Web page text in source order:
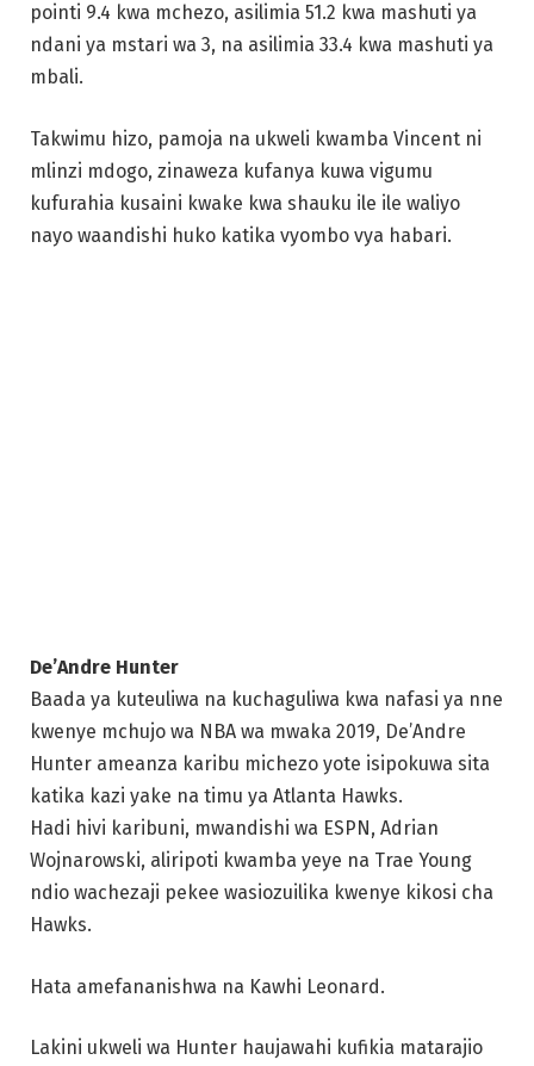
pointi 9.4 kwa mchezo, asilimia 51.2 kwa mashuti ya
ndani ya mstari wa 3, na asilimia 33.4 kwa mashuti ya
mbali.
Takwimu hizo, pamoja na ukweli kwamba Vincent ni
mlinzi mdogo, zinaweza kufanya kuwa vigumu
kufurahia kusaini kwake kwa shauku ile ile waliyo
nayo waandishi huko katika vyombo vya habari.
Wojnarowski, aliripoti kwamba yeye na Trae Young
ndio wachezaji pekee wasiozuilika kwenye kikosi cha
Hawks.
Hata amefananishwa na Kawhi Leonard.
Lakini ukweli wa Hunter haujawahi kufikia matarajio
hayo. Wastani wa pointi 13.9 kwa kila mchezo ni
mzuri, lakini asilimia yake ya kufunga mashuti ya
wa nje ya kufunga ni karibu haupo.
Kati ya wachezaji 394 waliocheza angalau dakika